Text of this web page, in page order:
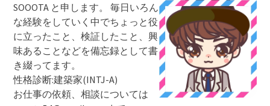
SOOOTA と申します。 毎日いろん
な経験をしていく中でちょっと役
に立ったこと、検証したこと、興
味あることなどを備忘録として書
き綴ってます。
性格診断:建築家(INTJ-A)
お仕事の依頼、相談については